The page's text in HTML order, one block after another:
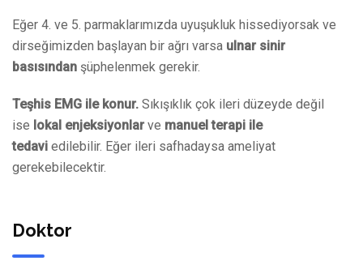
Eğer 4. ve 5. parmaklarımızda uyuşukluk hissediyorsak ve
dirseğimizden başlayan bir ağrı varsa ulnar sinir
basısından şüphelenmek gerekir.
Teşhis EMG ile konur. Sıkışıklık çok ileri düzeyde değil
ise lokal enjeksiyonlarve manuel terapi ile
tedavi edilebilir. Eğer ileri safhadaysa ameliyat
gerekebilecektir.
Doktor